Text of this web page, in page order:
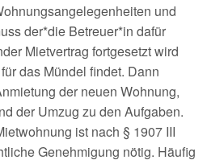
und
der*die Betreuer*in dafür
Mietvertrag fortgesetzt wird
das Mündel findet. Dann
der neuen Wohnung,
der Umzug zu den Aufgaben.
ist nach § 1907 III
Genehmigung nötig. Häufig